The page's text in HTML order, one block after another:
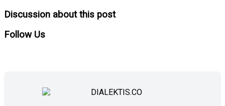
Discussion about this post
FollowUs